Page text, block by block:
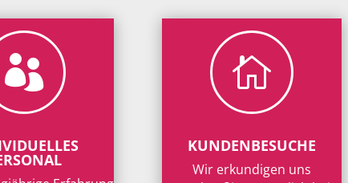
 
KUNDENBESUCHE
Wir erkundigen uns